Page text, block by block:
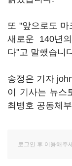
또 "앞으로도 마
새로운 140년
다"고 말했습니
송정은 기자
이 기사는 뉴스
최병호 공동체